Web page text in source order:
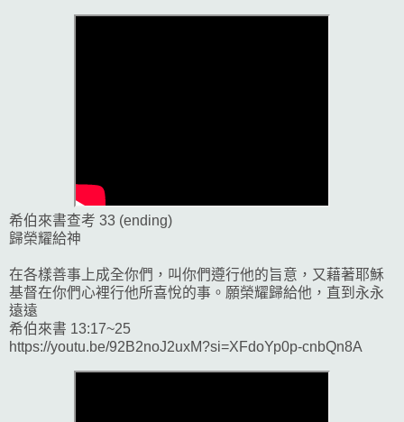
希伯來書查考 33 (ending)
歸榮耀給神
在各樣善事上成全你們，叫你們遵行他的旨意，又藉著耶穌
基督在你們心裡行他所喜悅的事。願榮耀歸給他，直到永永
遠遠
希伯來書 13:17~25
https://youtu.be/92B2noJ2uxM?si=XFdoYp0p-cnbQn8A